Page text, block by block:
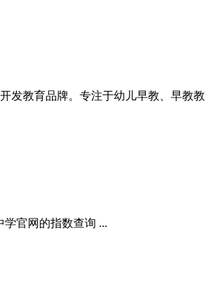
发教育品牌。专注于幼儿早教、早教教
官网的指数查询 ...